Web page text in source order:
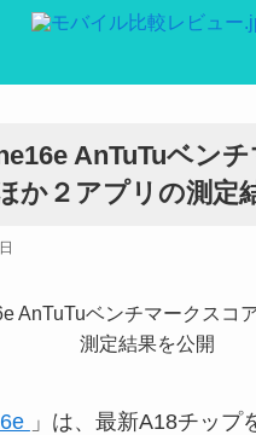
AnTuTuベン
か２アプリの測定
」は、最新A18チップ